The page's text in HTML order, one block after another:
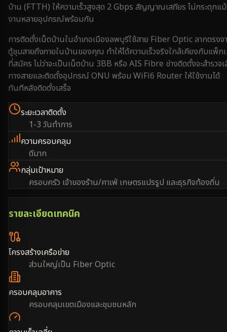
บ้าน (FTTH) ให้ความเร็วสูงสุด 2 Gbps สัญญาณเสถียร ไม่กระตุกแ
งานหลายอุปกรณ์พร้อมกัน
การติดตั้งเน็ตบ้านในอำเภอเมืองลพบุรีใช้สาย Fiber Optic ลากตรงจ
ตู้ชุมสายถึงภายในบ้านของคุณ ทำให้ได้ความเร็วจริงใกล้เคียงกับแพ็ก
ที่สมัคร ไม่ว่าจะเป็นเน็ตบ้าน 3BB หรือ AIS Fibre ช่างติดตั้งจะสำรวจ
ทางสายและติดตั้งอุปกรณ์ ONU พร้อม WiFi6 Router ให้ใช้งานได้
ทันทีหลังติดตั้งเสร็จ
ระยะเวลาติดตั้ง
1-3 วันทำการ
ความครอบคลุม
ดีมาก
กลุ่มเป้าหมาย
ครอบครัว เจ้าของร้าน/คาเฟ่ เกษตรแปรรูป และธุรกิจท้องถิ่น
รายละเอียดเทคนิค
โครงสร้างเครือข่าย
ส่วนใหญ่เป็น Fiber Optic
ครอบคลุมอาคาร
ครอบคลุมเขตเมืองและชุมชนหลัก